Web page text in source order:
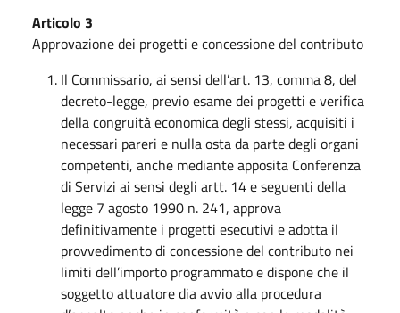
Articolo 3
Approvazione dei progetti e concessione del contributo
Il Commissario, ai sensi dell’art. 13, comma 8, del
decreto-legge, previo esame dei progetti e verifica
della congruità economica degli stessi, acquisiti i
necessari pareri e nulla osta da parte degli organi
competenti, anche mediante apposita Conferenza
di Servizi ai sensi degli artt. 14 e seguenti della
legge 7 agosto 1990 n. 241, approva
definitivamente i progetti esecutivi e adotta il
provvedimento di concessione del contributo nei
limiti dell’importo programmato e dispone che il
soggetto attuatore dia avvio alla procedura